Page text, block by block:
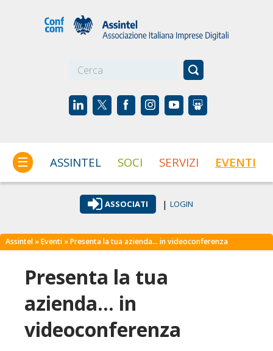
☰ ASSINTEL SOCI SERVIZI EVENTI
ASSOCIATI | LOGIN
Assintel »Eventi » Presenta la tua azienda… in videoconferenza
Presenta la tua
azienda... in
videoconferenza